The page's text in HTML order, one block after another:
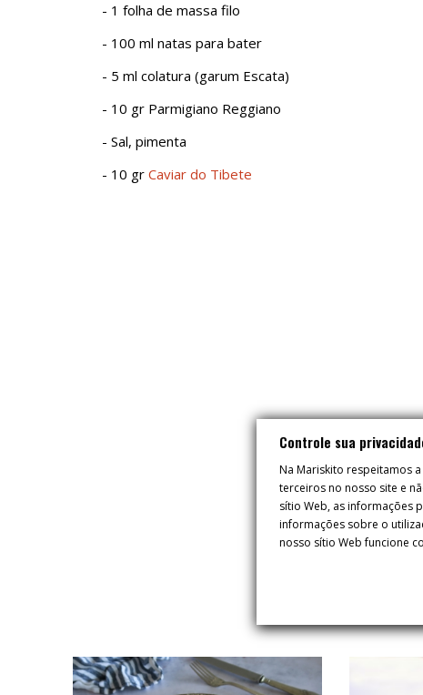
- 1 folha de massa filo
- 100 ml natas para bater
- 5 ml colatura (garum Escata)
- 10 gr Parmigiano Reggiano
- Sal, pimenta
- 10 gr Caviar do Tibete
Controle sua
Na Mariskito respeitamos
terceiros no nosso site e
sítio Web, as informações
informações sobre o
nosso sítio Web funcione